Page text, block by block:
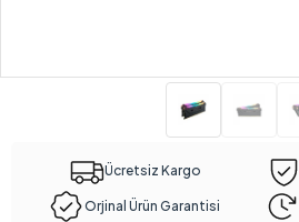
Ücretsiz Kargo
Orjinal Ürün Garantisi